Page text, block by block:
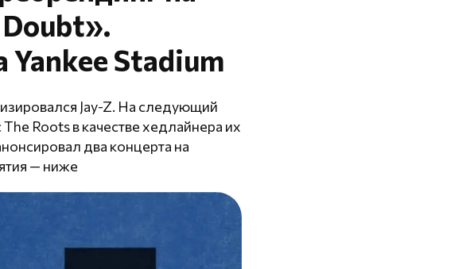
Yankee Stadium
Jay-Z. На следующий
Roots в качестве хедлайнера их
два концерта на
— ниже